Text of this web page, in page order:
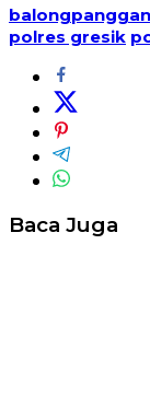
polres gresik
Baca Juga